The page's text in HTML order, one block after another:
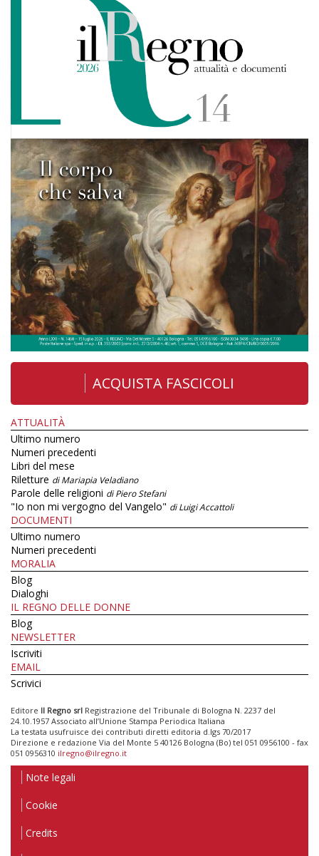
ACQUISTA FASCICOLI
ATTUALITÀ
Ultimo numero
Numeri precedenti
Libri del mese
Riletture di Mariapia Veladiano
Parole delle religioni di Piero Stefani
"Io non mi vergogno del Vangelo" di Luigi Accattoli
DOCUMENTI
Ultimo numero
Numeri precedenti
MORALIA
Blog
Dialoghi
IL REGNO DELLE DONNE
Blog
NEWSLETTER
Iscriviti
EMAIL
Scrivici
Editore Il Regno srl Registrazione del Tribunale di Bologna N. 2237 del
24.10.1957 Associato all’Unione Stampa Periodica Italiana
La testata usufruisce dei contributi diretti editoria d.lgs 70/2017
Direzione e redazione Via del Monte 5 40126 Bologna (Bo) tel 051 0956100 - fax
051 0956310 ilregno@ilregno.it
Note legali
Cookie
Credits